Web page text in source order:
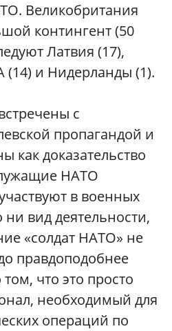
Великобритания
контингент (50
Латвия (17),
и Нидерланды (1).
с
пропагандой и
как доказательство
НАТО
в военных
вид деятельности,
«солдат НАТО» не
правдоподобнее
что это просто
необходимый для
операций по